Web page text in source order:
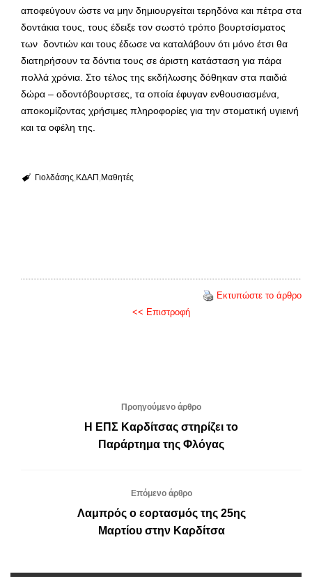
αποφεύγουν ώστε να μην δημιουργείται τερηδόνα και πέτρα στα
δοντάκια τους, τους έδειξε τον σωστό τρόπο βουρτσίσματος
των δοντιών και τους έδωσε να καταλάβουν ότι μόνο έτσι θα
διατηρήσουν τα δόντια τους σε άριστη κατάσταση για πάρα
πολλά χρόνια. Στο τέλος της εκδήλωσης δόθηκαν στα παιδιά
δώρα – οδοντόβουρτσες, τα οποία έφυγαν ενθουσιασμένα,
αποκομίζοντας χρήσιμες πληροφορίες για την στοματική υγιεινή
και τα οφέλη της.
Γιολδάσης ΚΔΑΠ Μαθητές
Εκτυπώστε το άρθρο
<< Επιστροφή
Προηγούμενο άρθρο
Η ΕΠΣ Καρδίτσας στηρίζει το
Παράρτημα της Φλόγας
Επόμενο άρθρο
Λαμπρός ο εορτασμός της 25ης
Μαρτίου στην Καρδίτσα